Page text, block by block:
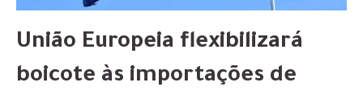
União Europeia flexibilizará
boicote às importações de